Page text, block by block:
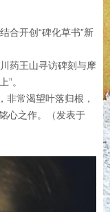
合开创“碑化草书”新
药王山寻访碑刻与摩
”。
非常渴望叶落归根，
心之作。（发表于